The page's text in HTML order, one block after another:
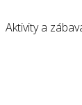
Aktivity a